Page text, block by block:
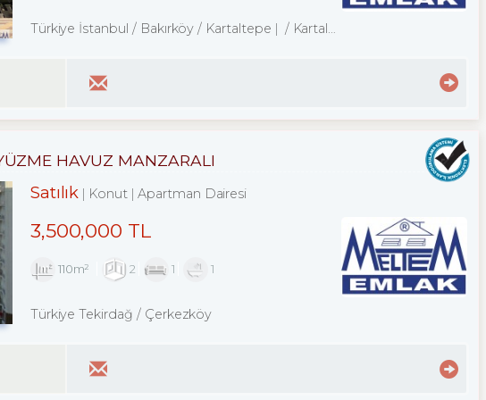
Türkiye İstanbul / Bakırköy / Kartaltepe / Kartaltepe Mah.
HAVUZ MANZARALI
Satılık Konut Apartman Dairesi
3,500,000 TL
110m² 2 1 1
Türkiye Tekirdağ / Çerkezköy